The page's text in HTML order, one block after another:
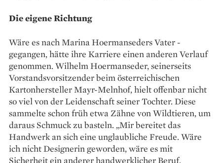
Die eigene Richtung
Wäre es nach ­Marina Hoer­manseders Vater ­
gegangen, ­hätte ihre Karriere einen ­anderen Verlauf
genommen. Wilhelm Hoermanseder, seinerseits
Vorstandsvorsitzender beim österreichischen
Kartonhersteller Mayr-Melnhof, hielt offenbar nicht
so viel von der Leidenschaft seiner Tochter. Diese
sammelte schon früh etwa Zähne von Wildtieren, um
daraus Schmuck zu basteln. „Mir bereitet das
Handwerk an sich eine unglaubliche Freude. Wäre
ich nicht Designerin geworden, wäre es mit
Sicherheit ein anderer handwerklicher Beruf,